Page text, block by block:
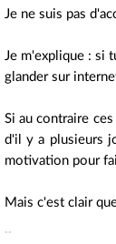
Je ne suis pas
Je m'explique : si
glander sur
Si au contraire
d'il y a plusieurs
motivation pour
Mais c'est clair